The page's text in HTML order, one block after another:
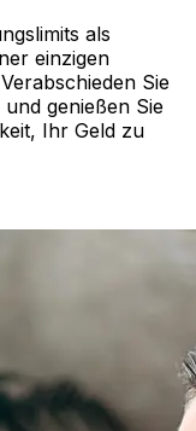
als
einzigen
Sie
genießen Sie
Ihr Geld zu